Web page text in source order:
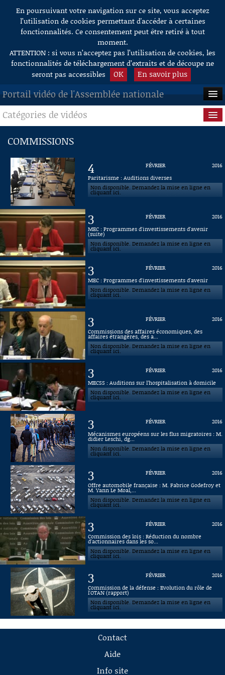
Aller au contenu
En poursuivant votre navigation sur ce site, vous acceptez
l’utilisation de cookies permettant d'accéder à certaines
fonctionnalités. Ce consentement peut être retiré à tout
moment.
ATTENTION : si vous n’acceptez pas l’utilisation de cookies, les
fonctionnalités de téléchargement d’extraits et de découpe ne
seront pas accessibles
OK En savoir plus
Portail vidéo de l'Assemblée nationale
ACCUEIL
EN DIRECT
À LA DEMANDE
RECHERCHE
AIDE À LA DÉCOUPE
DE VIDÉOS
Catégories de vidéos
Questions au Gouvernement
Commissions
Présidence
Évènements
Connaissance, Histoire
COMMISSIONS
4 FÉVRIER
2016
Paritarisme : Auditions diverses
Non disponible. Demandez la mise en ligne en
cliquant ici.
3 FÉVRIER
2016
MEC : Programmes d'investissements d'avenir
(suite)
Non disponible. Demandez la mise en ligne en
cliquant ici.
3 FÉVRIER
2016
MEC : Programmes d'investissements d'avenir
Non disponible. Demandez la mise en ligne en
cliquant ici.
3 FÉVRIER
2016
Commissions des affaires économiques, des
affaires étrangères, des a...
Non disponible. Demandez la mise en ligne en
cliquant ici.
3 FÉVRIER
2016
MECSS : Auditions sur l’hospitalisation à domicile
Non disponible. Demandez la mise en ligne en
cliquant ici.
3 FÉVRIER
2016
Mécanismes européens sur les flus migratoires : M.
didier Leschi, dg...
Non disponible. Demandez la mise en ligne en
cliquant ici.
3 FÉVRIER
2016
Offre automobile française : M. Fabrice Godefroy et
M. Yann Le Moal,...
Non disponible. Demandez la mise en ligne en
cliquant ici.
3 FÉVRIER
2016
Commission des lois : Réduction du nombre
d'actionnaires dans les so...
Non disponible. Demandez la mise en ligne en
cliquant ici.
3 FÉVRIER
2016
Commission de la défense : Evolution du rôle de
l'OTAN (rapport)
Non disponible. Demandez la mise en ligne en
cliquant ici.
Contact
Aide
Info site